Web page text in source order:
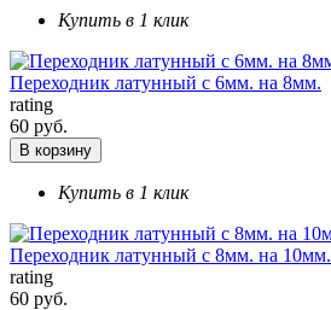
Купить в 1 клик
Переходник латунный с 6мм. на 8мм.
rating
60 руб.
В корзину
Купить в 1 клик
Переходник латунный с 8мм. на 10мм.
rating
60 руб.